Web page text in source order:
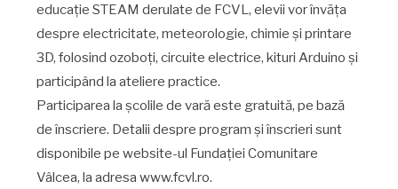
educație STEAM derulate de FCVL, elevii vor învăța
despre electricitate, meteorologie, chimie și printare
3D, folosind ozoboți, circuite electrice, kituri Arduino și
participând la ateliere practice.
Participarea la școlile de vară este gratuită, pe bază
de înscriere. Detalii despre program și înscrieri sunt
disponibile pe website-ul Fundației Comunitare
Vâlcea, la adresa www.fcvl.ro.